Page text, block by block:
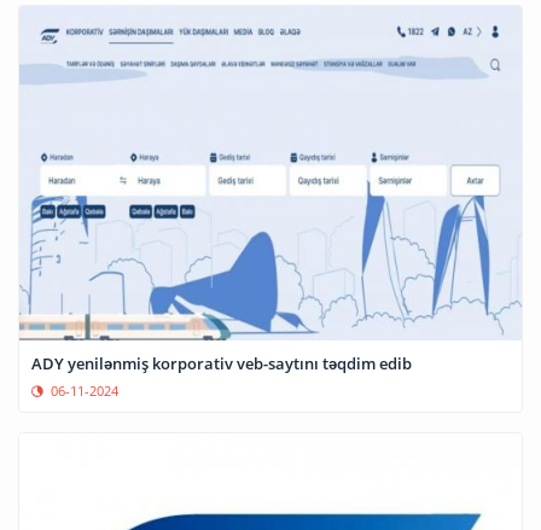
ADY yenilənmiş korporativ veb-saytını təqdim edib
06-11-2024